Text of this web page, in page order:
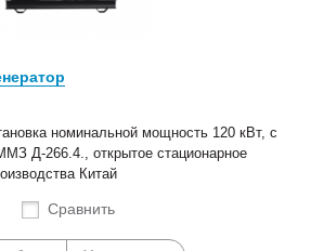
номинальной мощность 120 кВт, с
Д-266.4., открытое стационарное
Китай
Сравнить